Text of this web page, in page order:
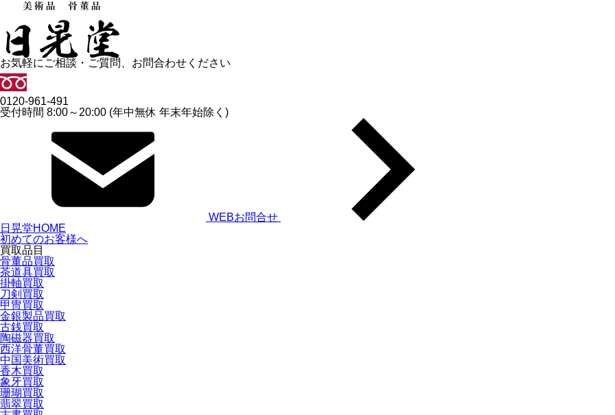
お気軽にご相談・ご質問、お問合わせください
0120-961-491
受付時間 8:00～20:00 (年中無休 年末年始除く)
WEBお問合せ
日晃堂HOME
初めてのお客様へ
買取品目
骨董品買取
茶道具買取
掛軸買取
刀剣買取
甲冑買取
金銀製品買取
古銭買取
陶磁器買取
西洋骨董買取
中国美術買取
香木買取
象牙買取
珊瑚買取
翡翠買取